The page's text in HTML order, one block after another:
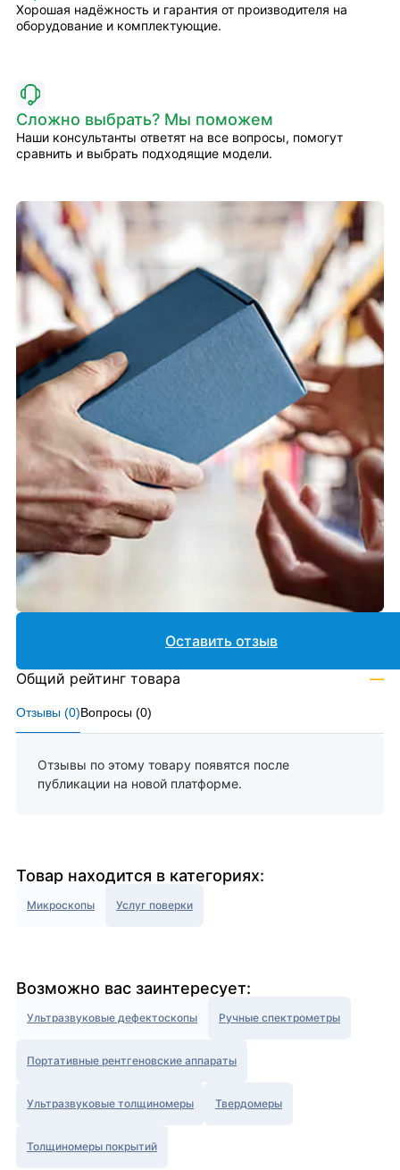
Хорошая надёжность и гарантия от производителя на
оборудование и комплектующие.
Сложно выбрать? Мы поможем
Наши консультанты ответят на все вопросы, помогут
сравнить и выбрать подходящие модели.
Отзывы (0)Вопросы (0)
Отзывы по этому товару появятся после
публикации на новой платформе.
Оставить отзыв
Общий рейтинг товара —
Товар находится в категориях:
Микроскопы Услуг поверки
Возможно вас заинтересует:
Ультразвуковые дефектоскопы Ручные спектрометры
Портативные рентгеновские аппараты
Ультразвуковые толщиномеры Твердомеры
Толщиномеры покрытий